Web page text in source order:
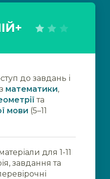
до завдань і
математики,
та
мови (5–11
для 1-11
завдання та